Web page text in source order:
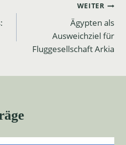
WEITER
Ägypten als
Ausweichziel für
Fluggesellschaft Arkia